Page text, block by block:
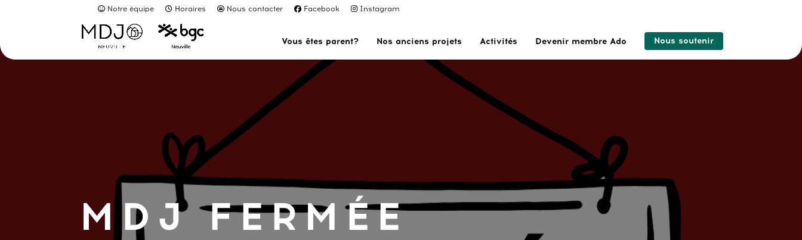
Notre équipe Horaires Nous contacter Facebook Instagram
Vous êtes parent? Nos anciens projets Activités Devenir membre Ado Nous soutenir
MDJ FERMÉE